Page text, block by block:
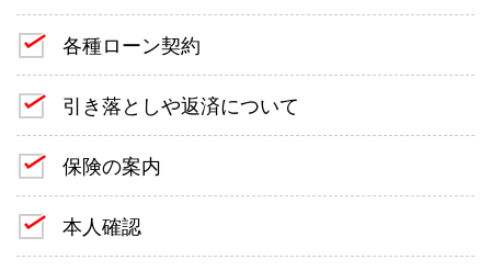
各種ローン契約
引き落としや返済について
保険の案内
本人確認